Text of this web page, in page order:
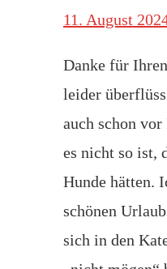
11. August
Danke für
leider
auch schon
es nicht so ist,
Hunde hätten.
schönen
sich in den